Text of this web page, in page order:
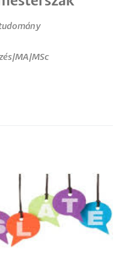
MA/MSc